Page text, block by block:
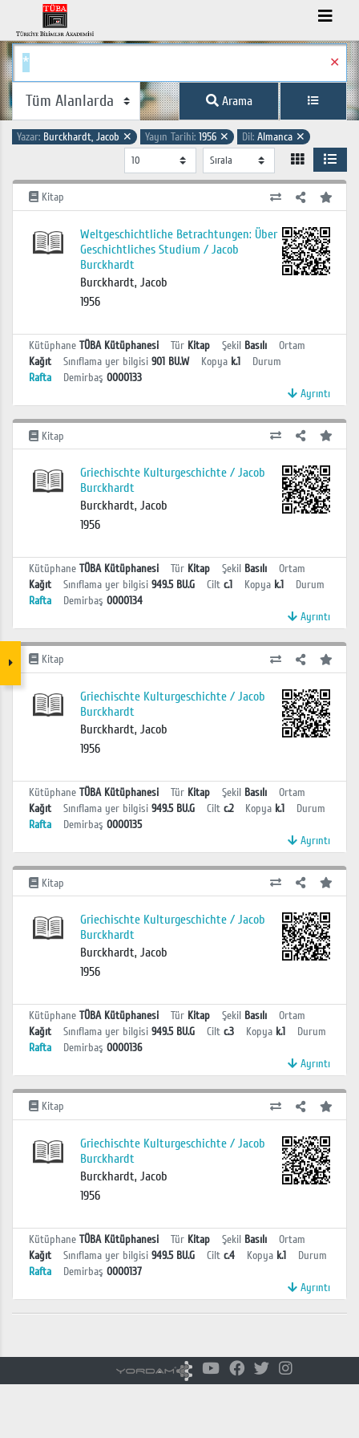
✕
Arama
Yazar: Burckhardt, Jacob ✕ Yayın Tarihi: 1956 ✕ Dil: Almanca ✕
Kitap
Weltgeschichtliche Betrachtungen: Über
Geschichtliches Studium / Jacob
Burckhardt
Burckhardt, Jacob
1956
Kütüphane TÜBA Kütüphanesi Tür Kitap Şekil Basılı
Ortam
Kağıt
Sınıflama yer bilgisi 901 BU.W Kopya k.1
Durum
Rafta
Demirbaş 0000133
Ayrıntı
Kitap
Griechischte Kulturgeschichte / Jacob
Burckhardt
Burckhardt, Jacob
1956
Kütüphane TÜBA Kütüphanesi Tür Kitap Şekil Basılı
Ortam
Kağıt
Sınıflama yer bilgisi 949.5 BU.G Cilt c.1 Kopya k.1
Durum
Rafta
Demirbaş 0000134
Ayrıntı
Kitap
Griechischte Kulturgeschichte / Jacob
Burckhardt
Burckhardt, Jacob
1956
Kütüphane TÜBA Kütüphanesi Tür Kitap Şekil Basılı
Ortam
Kağıt
Sınıflama yer bilgisi 949.5 BU.G Cilt c.2 Kopya k.1
Durum
Rafta
Demirbaş 0000135
Ayrıntı
Kitap
Griechischte Kulturgeschichte / Jacob
Burckhardt
Burckhardt, Jacob
1956
Kütüphane TÜBA Kütüphanesi Tür Kitap Şekil Basılı
Ortam
Kağıt
Sınıflama yer bilgisi 949.5 BU.G Cilt c.3 Kopya k.1
Durum
Rafta
Demirbaş 0000136
Ayrıntı
Kitap
Griechischte Kulturgeschichte / Jacob
Burckhardt
Burckhardt, Jacob
1956
Kütüphane TÜBA Kütüphanesi Tür Kitap Şekil Basılı
Ortam
Kağıt
Sınıflama yer bilgisi 949.5 BU.G Cilt c.4 Kopya k.1
Durum
Rafta
Demirbaş 0000137
Ayrıntı